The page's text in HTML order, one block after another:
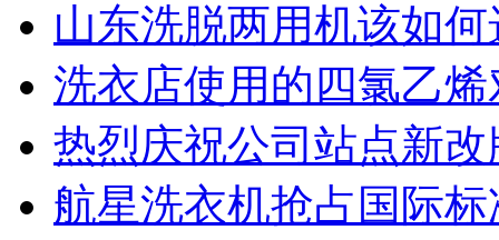
山东洗脱两用机该如何
洗衣店使用的四氯乙
热烈庆祝公司站点新
航星洗衣机抢占国际标